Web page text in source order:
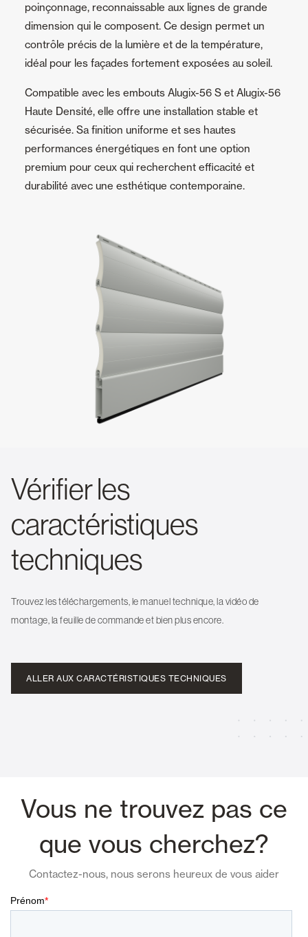
poinçonnage, reconnaissable aux lignes de grande
dimension qui le composent. Ce design permet un
contrôle précis de la lumière et de la température,
idéal pour les façades fortement exposées au soleil.
Compatible avec les embouts Alugix-56 S et Alugix-56
Haute Densité, elle offre une installation stable et
sécurisée. Sa finition uniforme et ses hautes
performances énergétiques en font une option
premium pour ceux qui recherchent efficacité et
durabilité avec une esthétique contemporaine.
Vérifier les
caractéristiques
techniques
Trouvez les téléchargements, le manuel technique, la vidéo de
montage, la feuille de commande et bien plus encore.
ALLER AUX CARACTÉRISTIQUES TECHNIQUES
Vous ne trouvez pas ce
que vous cherchez?
Contactez-nous, nous serons heureux de vous aider